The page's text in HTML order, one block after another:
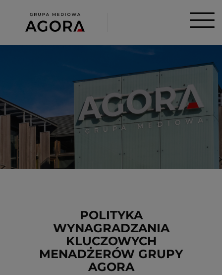
POLITYKA
WYNAGRADZANIA
KLUCZOWYCH
MENADŻERÓW GRUPY
AGORA